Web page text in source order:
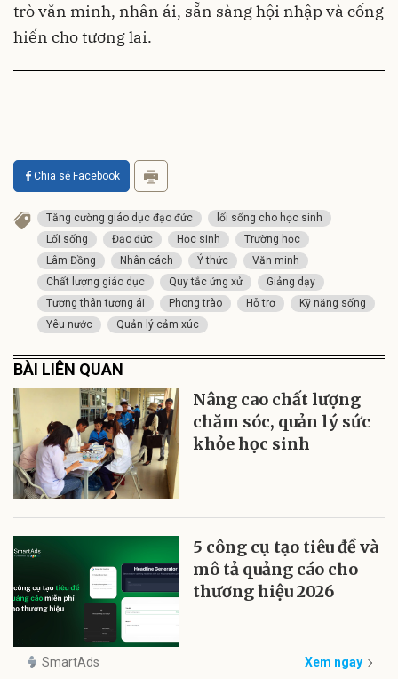
trò văn minh, nhân ái, sẵn sàng hội nhập và cống
hiến cho tương lai.
Chia sẻ Facebook
Tăng cường giáo dục đạo đức
lối sống cho học sinh
Lối sống
Đạo đức Học sinh
Trường học
Lâm Đồng
Nhân cách Ý thức
Văn minh
Chất lượng giáo dục
Quy tắc ứng xử
Giảng dạy
Tương thân tương ái
Phong trào Hỗ trợ
Kỹ năng sống
Yêu nước
Quản lý cảm xúc
BÀI LIÊN QUAN
Nâng cao chất lượng
chăm sóc, quản lý sức
khỏe học sinh
5 công cụ tạo tiêu đề và
mô tả quảng cáo cho
thương hiệu 2026
SmartAds Xem ngay